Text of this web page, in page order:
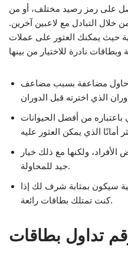
على رمز رصيد مختلف، أو من
خلال التبادل مع لاعبين آخرين.
حيث يمكنك العثور على عملات
حاول مضاعفة بسبب مضاعف
من أفضل الحيوانات
الأفراد، ولكنها مع ذلك خيار
جيد للمحاولة.
سيكون بمثابة شرف لك إذا
كنت تمتلك بطاقات رائعة.